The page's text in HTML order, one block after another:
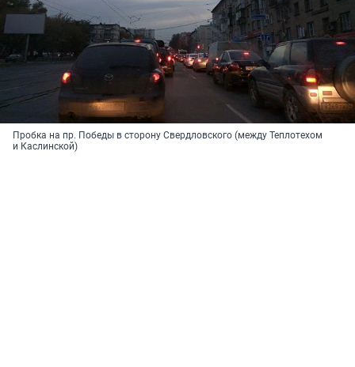
Пробка на пр. Победы в сторону Свердловского (между Теплотехом
и Каслинской)